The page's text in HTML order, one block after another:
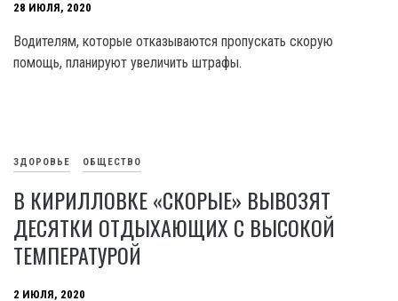
28 ИЮЛЯ, 2020
Водителям, которые отказываются пропускать скорую
помощь, планируют увеличить штрафы.
ЗДОРОВЬЕ ОБЩЕСТВО
В КИРИЛЛОВКЕ «СКОРЫЕ» ВЫВОЗЯТ
ДЕСЯТКИ ОТДЫХАЮЩИХ С ВЫСОКОЙ
ТЕМПЕРАТУРОЙ
2 ИЮЛЯ, 2020